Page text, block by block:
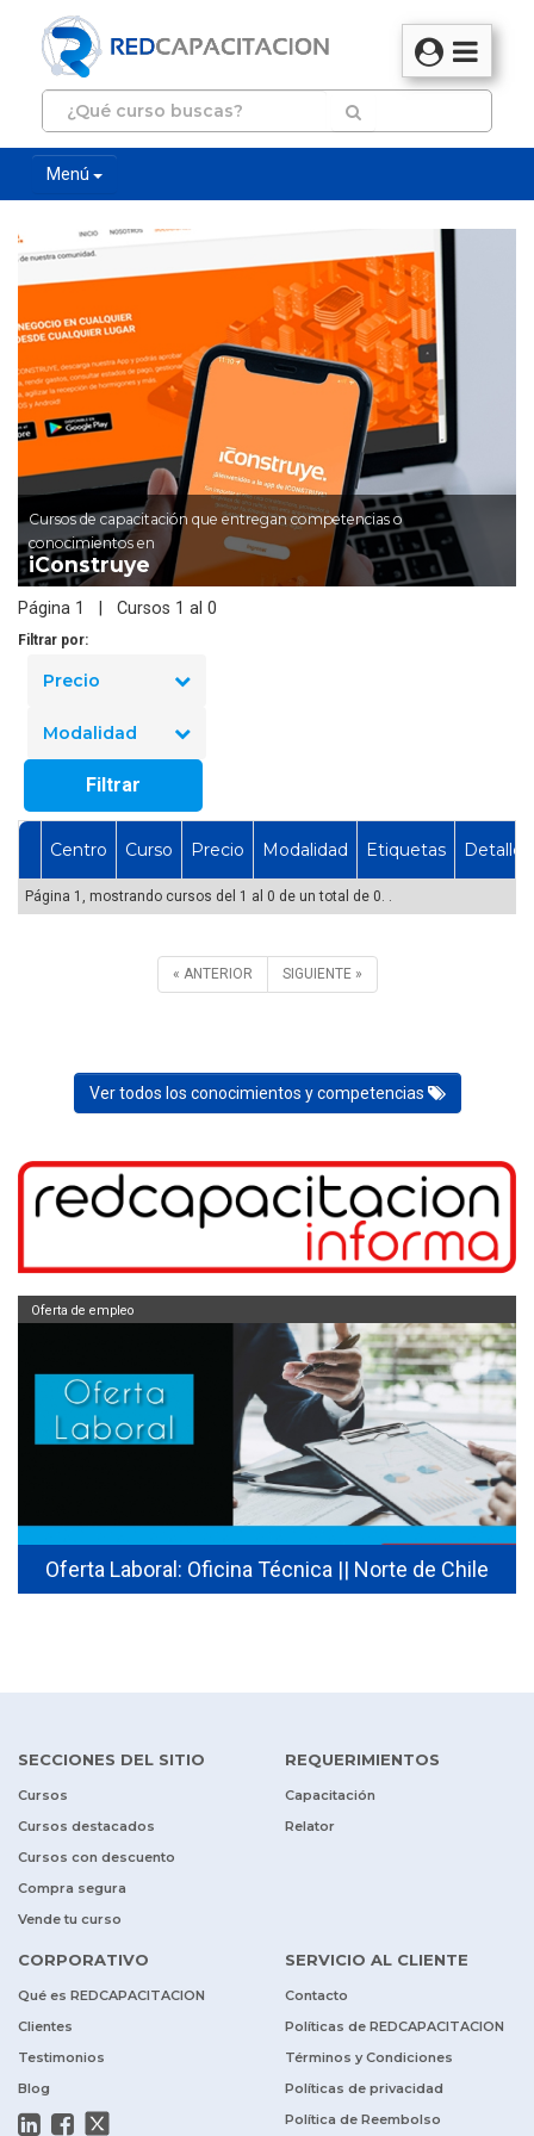
Menú
Cursos de capacitación que entregan competencias o
conocimientos en
iConstruye
Página 1 | Cursos 1 al 0
Filtrar por:
Precio
Modalidad
Filtrar
Centro Curso Precio Modalidad Etiquetas Detalles
Página 1, mostrando cursos del 1 al 0 de un total de 0. .
« ANTERIOR SIGUIENTE »
Ver todos los conocimientos y competencias
Oferta Laboral: Oficina Técnica || Norte de Chile
Oferta de empleo
SECCIONES DEL SITIO
Cursos
Cursos destacados
Cursos con descuento
Compra segura
Vende tu curso
REQUERIMIENTOS
Capacitación
Relator
CORPORATIVO
Qué es REDCAPACITACION
Clientes
Testimonios
Blog
SERVICIO AL CLIENTE
Contacto
Políticas de REDCAPACITACION
Términos y Condiciones
Políticas de privacidad
Política de Reembolso